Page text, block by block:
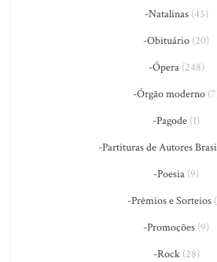
-Natalinas(45)
-Obituário (20)
-Ópera(248)
-Órgão moderno
-Pagode (1)
-Partituras de Autores
-Poesia (9)
-Prêmios e Sorteios
-Promoções (9)
-Rock(28)